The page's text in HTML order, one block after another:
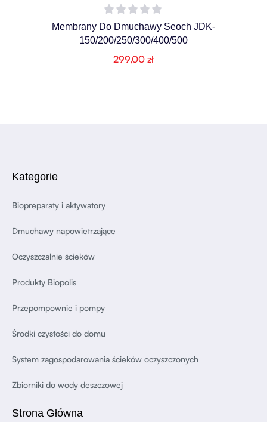
Membrany Do Dmuchawy Seoch JDK-
150/200/250/300/400/500
299,00 zł
Kategorie
Biopreparaty i aktywatory
Dmuchawy napowietrzające
Oczyszczalnie ścieków
Produkty Biopolis
Przepompownie i pompy
Środki czystości do domu
System zagospodarowania ścieków oczyszczonych
Zbiorniki do wody deszczowej
Strona Główna